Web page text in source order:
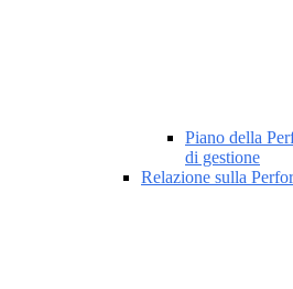
Piano della
di gestione
Relazione sulla